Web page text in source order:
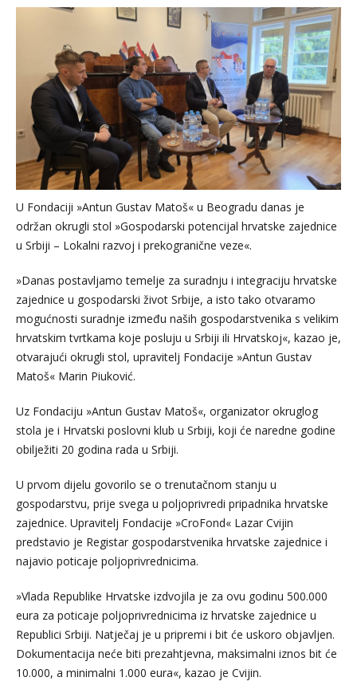
U Fondaciji »Antun Gustav Matoš« u Beogradu danas je
održan okrugli stol »Gospodarski potencijal hrvatske zajednice
u Srbiji – Lokalni razvoj i prekogranične veze«.
»Danas postavljamo temelje za suradnju i integraciju hrvatske
zajednice u gospodarski život Srbije, a isto tako otvaramo
mogućnosti suradnje između naših gospodarstvenika s velikim
hrvatskim tvrtkama koje posluju u Srbiji ili Hrvatskoj«, kazao je,
otvarajući okrugli stol, upravitelj Fondacije »Antun Gustav
Matoš« Marin Piuković.
Uz Fondaciju »Antun Gustav Matoš«, organizator okruglog
stola je i Hrvatski poslovni klub u Srbiji, koji će naredne godine
obilježiti 20 godina rada u Srbiji.
U prvom dijelu govorilo se o trenutačnom stanju u
gospodarstvu, prije svega u poljoprivredi pripadnika hrvatske
zajednice. Upravitelj Fondacije »CroFond« Lazar Cvijin
predstavio je Registar gospodarstvenika hrvatske zajednice i
najavio poticaje poljoprivrednicima.
»Vlada Republike Hrvatske izdvojila je za ovu godinu 500.000
eura za poticaje poljoprivrednicima iz hrvatske zajednice u
Republici Srbiji. Natječaj je u pripremi i bit će uskoro objavljen.
Dokumentacija neće biti prezahtjevna, maksimalni iznos bit će
10.000, a minimalni 1.000 eura«, kazao je Cvijin.